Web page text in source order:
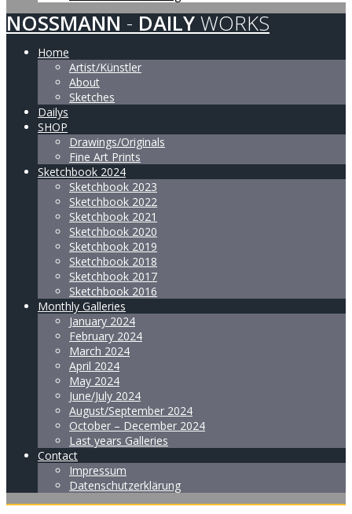
NOSSMANN - DAILY WORKS
Home
Artist/Künstler
About
Sketches
Dailys
SHOP
Drawings/Originals
Fine Art Prints
Sketchbook 2024
Sketchbook 2023
Sketchbook 2022
Sketchbook 2021
Sketchbook 2020
Sketchbook 2019
Sketchbook 2018
Sketchbook 2017
Sketchbook 2016
Monthly Galleries
January 2024
February 2024
March 2024
April 2024
May 2024
June/July 2024
August/September 2024
October – December 2024
Last years Galleries
Contact
Impressum
Datenschutzerklärung